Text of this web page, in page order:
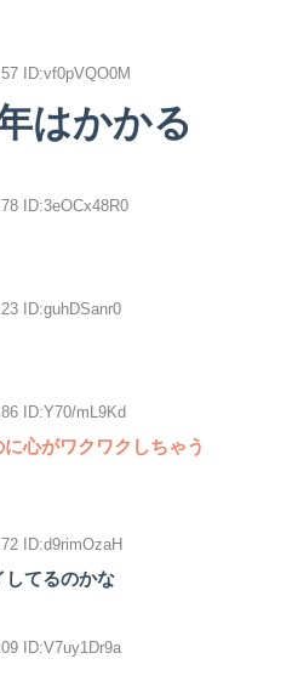
ID:vf0pVQO0M
はかかる
ID:3eOCx48R0
ID:guhDSanr0
ID:Y70/mL9Kd
心がワクワクしちゃう
ID:d9rimOzaH
してるのかな
ID:V7uy1Dr9a